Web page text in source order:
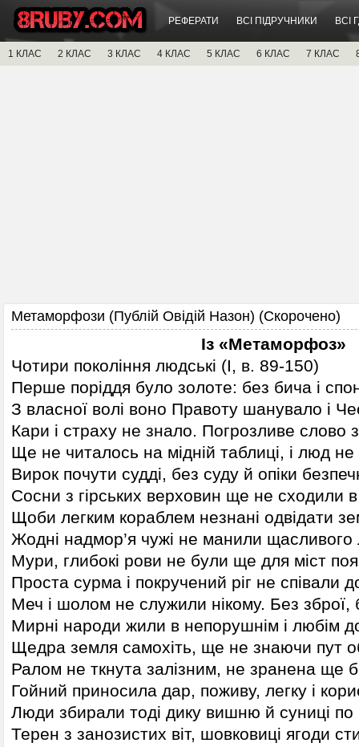
РЕФЕРАТИ ВСІ ПІДРУЧНИКИ ВСІ
1 КЛАС 2 КЛАС 3 КЛАС 4 КЛАС 5 КЛАС 6 КЛАС 7 КЛАС
Метаморфози (Публій Овідій Назон) (Скорочено)
Із «Метаморфоз»
Чотири покоління людські (І, в. 89-150)
Перше поріддя було золоте: без бича і
З власної волі воно Правоту шанувало і
Кари і страху не знало. Погрозливе слово
Ще не читалось на мідній таблиці, і люд
Вирок почути судді, без суду й опіки
Сосни з гірських верховин ще не сходили
Щоби легким кораблем незнані одвідати
Жодні надмор’я чужі не манили щасливого
Мури, глибокі рови не були ще для міст
Проста сурма і покручений ріг не співали
Меч і шолом не служили нікому. Без зброї,
Мирні народи жили в непорушнім і любім
Щедра земля самохіть, ще не знаючи пут
Ралом не ткнута залізним, не зранена ще
Гойний приносила дар, поживу, легку і
Люди збирали тоді дику вишню й суниці по
Терен з занозистих віт, шовковиці ягоди